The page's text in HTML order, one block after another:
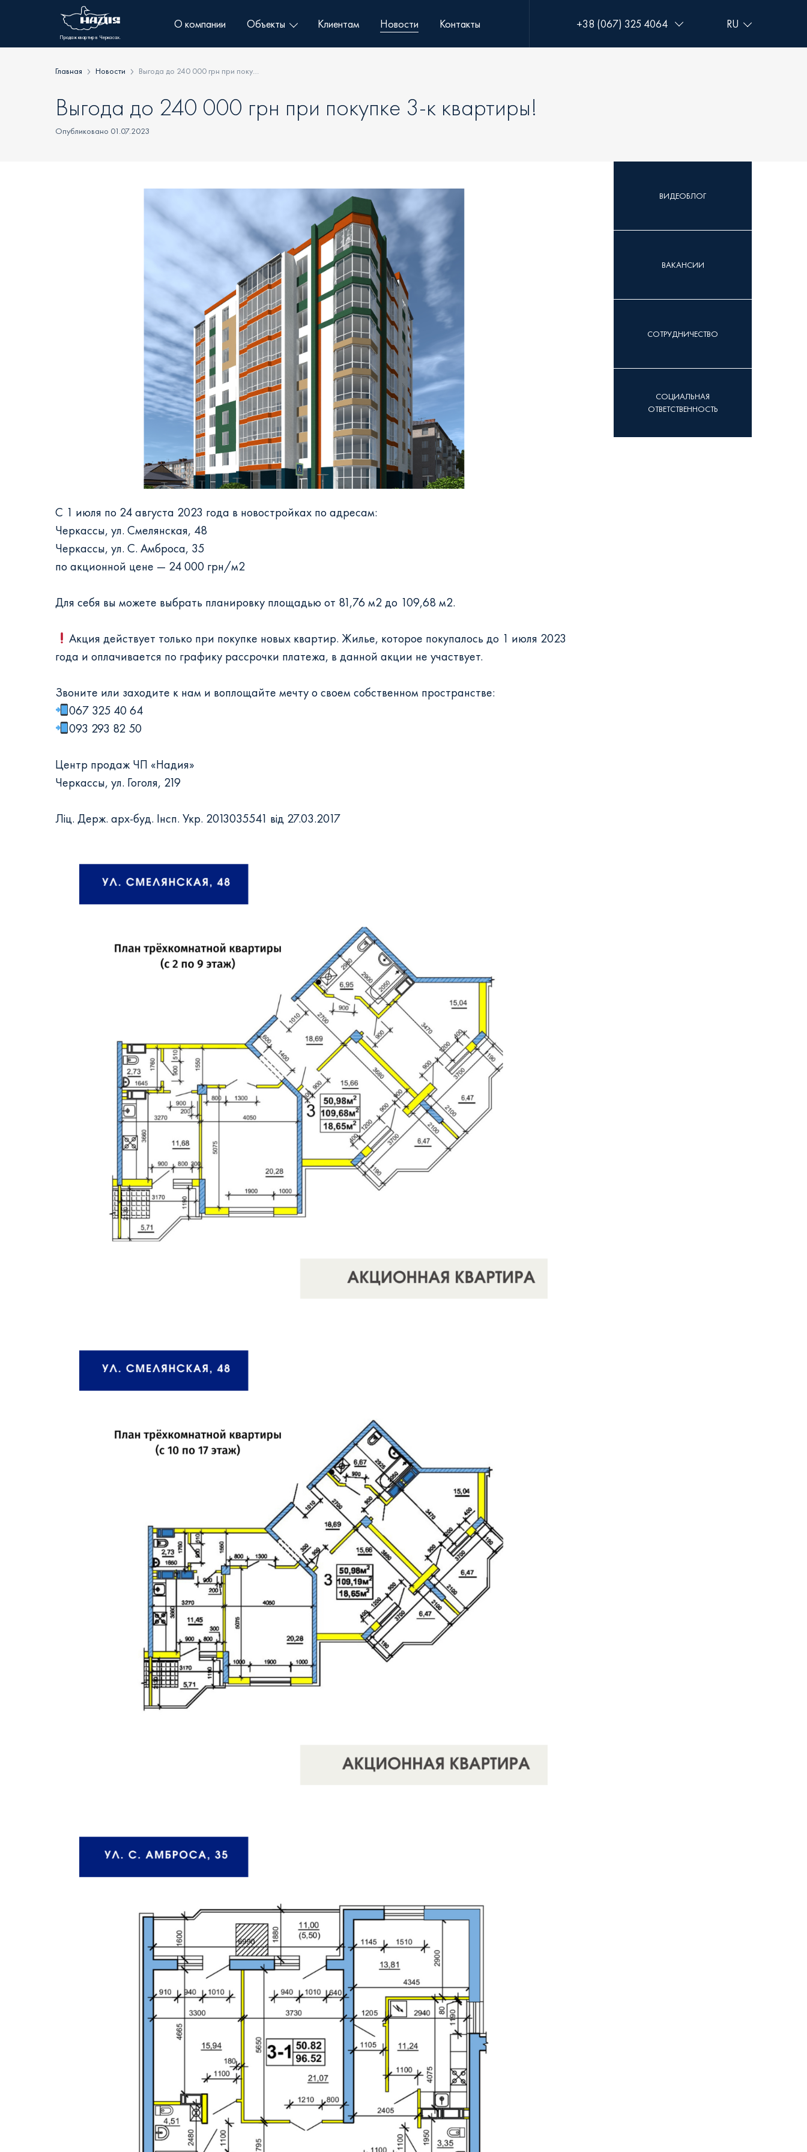
Продаж квартир в Черкасах.
О компании Объекты Клиентам Новости Контакты
+38 (067) 325 4064
Главная Новости Выгода до 240 000 грн при покупке 3-к квартиры!
Выгода до 240 000 грн при покупке 3-к квартиры!
Опубликовано 01.07.2023
С 1 июля по 24 августа 2023 года в новостройках по адресам:
Черкассы, ул. Смелянская, 48
Черкассы, ул. С. Амброса, 35
по акционной цене — 24 000 грн/м2
Для себя вы можете выбрать планировку площадью от 81,76 м2 до 109,68 м2.
Акция действует только при покупке новых квартир. Жилье, которое покупалось до 1 июля 2023
года и оплачивается по графику рассрочки платежа, в данной акции не участвует.
Звоните или заходите к нам и воплощайте мечту о своем собственном пространстве:
067 325 40 64
093 293 82 50
Центр продаж ЧП «Надия»
Черкассы, ул. Гоголя, 219
Ліц. Держ. арх-буд. Інсп. Укр. 2013035541 від 27.03.2017
ВИДЕОБЛОГ
ВАКАНСИИ
СОТРУДНИЧЕСТВО
СОЦИАЛЬНАЯ
ОТВЕТСТВЕННОСТЬ